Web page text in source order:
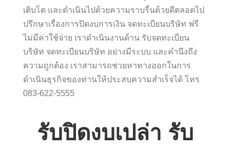
เติบโต และดำเนินไปด้วยความราบรื่นด้วยดีตลอดไป
ปรึกษาเรื่องการปิดงบการเงิน จดทะเบียนบริษัท ฟรี
ไม่มีค่าใช้จ่าย เราดำเนินงานด้าน รับจดทะเบียน
บริษัท จดทะเบียนบริษัท อย่างมีระบบ และคำนึงถึง
ความถูกต้อง เราสามารถช่วยหาทางออกในการ
ดำเนินธุรกิจของท่านให้ประสบความสำเร็จได้ โทร
083-622-5555
รับปิดงบเปล่า รับ